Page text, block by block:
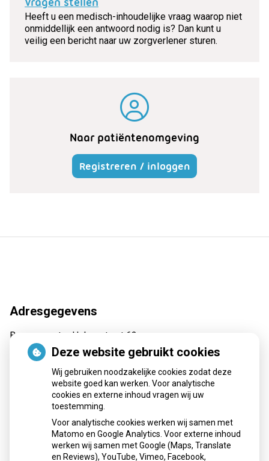
Heeft u een medisch-inhoudelijke vraag waarop niet
onmiddellijk een antwoord nodig is? Dan kunt u
veilig een bericht naar uw zorgverlener sturen.
Naar patiëntenomgeving
Registreren / inloggen
Adresgegevens
Burgemeester Hobusstraat 62
6031 VA Nederweert
recepten@apotheekmaar.nl
Openingstijden
Maandag: 08:00 - 17:30 uur
Deze website gebruikt cookies
Wij gebruiken noodzakelijke cookies zodat deze
website goed kan werken. Voor analytische
cookies en externe inhoud vragen wij uw
toestemming.
Voor analytische cookies werken wij samen met
Matomo en Google Analytics. Voor externe inhoud
werken wij samen met Google (Maps, Translate
en Reviews), YouTube, Vimeo, Facebook,